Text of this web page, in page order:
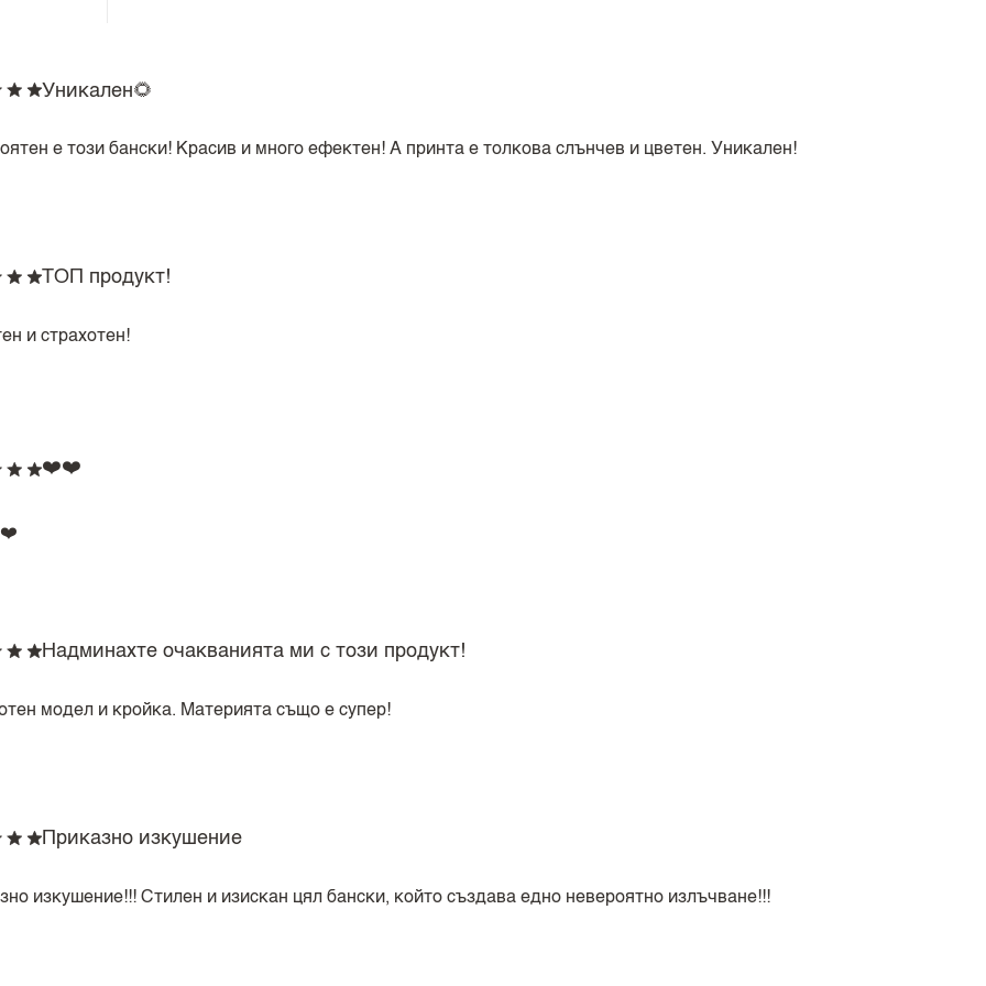
Уникален🌻
е този бански! Красив и много ефектен! А принта е толкова слънчев и цветен. Уникален!
ТОП продукт!
и страхотен!
❤️❤️
Надминахте очакванията ми с този продукт!
модел и кройка. Материята също е супер!
Приказно изкушение
изкушение!!! Стилен и изискан цял бански, който създава едно невероятно излъчване!!!